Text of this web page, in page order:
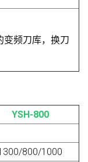
变频刀库，换刀
YSH-800
800/1000